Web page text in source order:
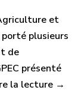
et
plusieurs
de
présenté
la lecture →